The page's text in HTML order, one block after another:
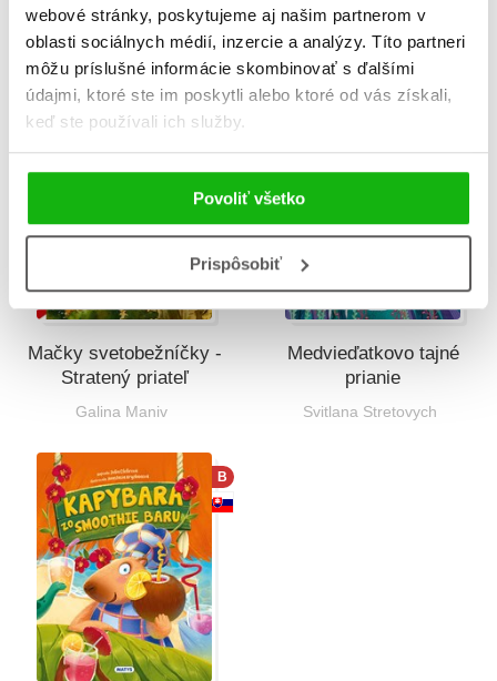
webové stránky, poskytujeme aj našim partnerom v
oblasti sociálnych médií, inzercie a analýzy. Títo partneri
môžu príslušné informácie skombinovať s ďalšími
údajmi, ktoré ste im poskytli alebo ktoré od vás získali,
keď ste používali ich služby.
Povoliť všetko
Prispôsobiť
dobrú noc
Elena Ulyeva
Galina Maniv
Mačky svetobežníčky -
Stratený priateľ
Galina Maniv
Medvieďatkovo tajné
prianie
Svitlana Stretovych
B